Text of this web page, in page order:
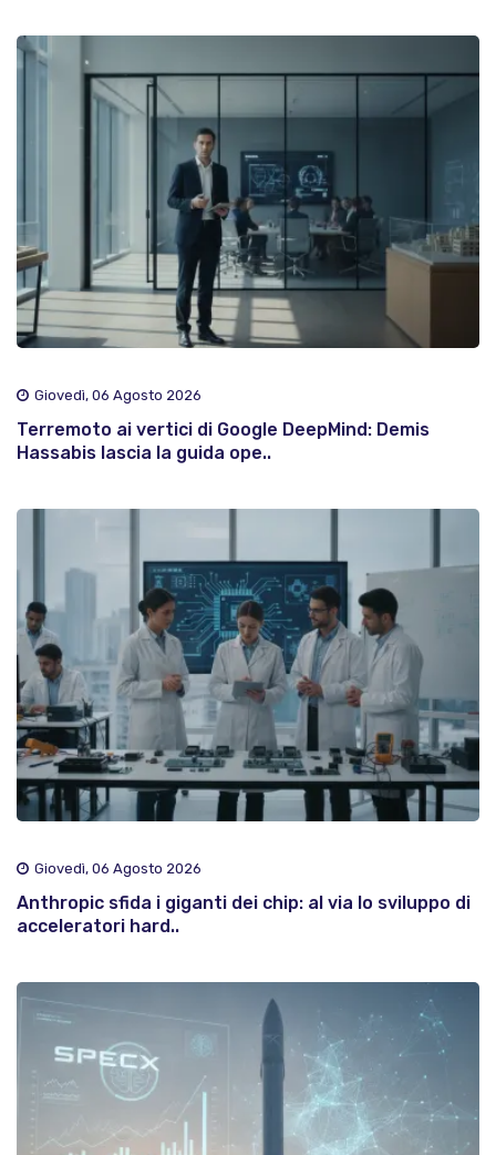
Giovedì, 06 Agosto 2026
Terremoto ai vertici di Google DeepMind: Demis
Hassabis lascia la guida ope..
Giovedì, 06 Agosto 2026
Anthropic sfida i giganti dei chip: al via lo sviluppo di
acceleratori hard..